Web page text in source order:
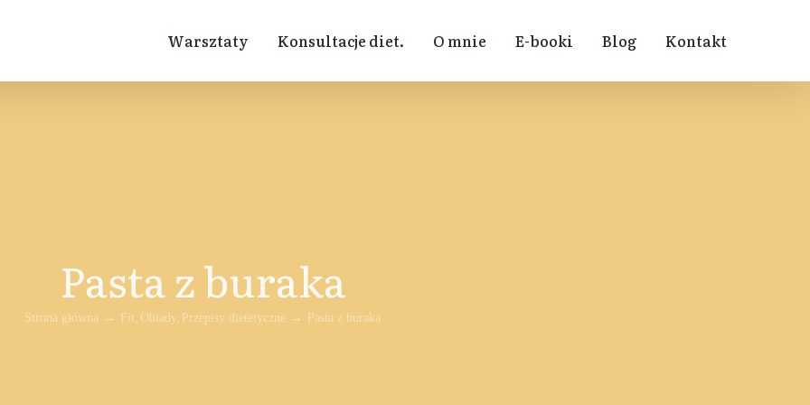
Warsztaty Konsultacje diet. O mnie E-booki Blog Kontakt
Pasta z buraka
Strona główna Fit Obiady Przepisy dietetyczne Pasta z buraka